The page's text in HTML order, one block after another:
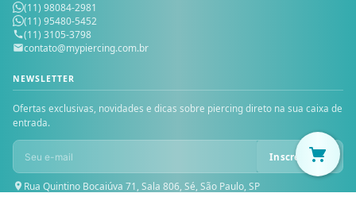
(11) 98084-2981
(11) 95480-5452
(11) 3105-3798
contato@mypiercing.com.br
NEWSLETTER
Ofertas exclusivas, novidades e dicas sobre piercing direto na sua caixa de
entrada.
Inscrever-se
Rua Quintino Bocaiúva 71, Sala 806, Sé, São Paulo, SP